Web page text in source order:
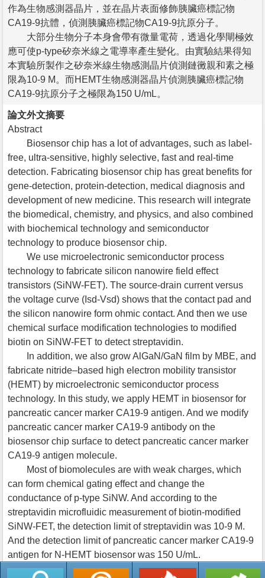
作為生物感測器晶片，並在晶片表面修飾胰臟癌標記物
CA19-9抗體，偵測胰臟癌標記物CA19-9抗原分子。
大部分生物分子本身會帶有微量電荷，透過化學閘極效
應可使p-type矽奈米線之電導率產生變化。由實驗結果得知
本實驗所製作之矽奈米線生物感測晶片偵測鏈黴親和素之極
限為10-9 M。而HEMT生物感測器晶片偵測胰臟癌標記物
CA19-9抗原分子之極限為150 U/mL。
論文外文摘要
Abstract
Biosensor chip has a lot of advantages, such as label-
free, ultra-sensitive, highly selective, fast and real-time
detection. Fabricating biosensor chip has great benefits for
gene-detection, protein-detection, medical diagnosis and
development of new medicine. This research will integrate
the biomedical, chemistry, and physics, and also combined
with biochemical technology and semiconductor
technology to produce biosensor chip.
We use microelectronic semiconductor process
technology to fabricate silicon nanowire field effect
transistors (SiNW-FET). The source-drain current versus
the voltage curve (Isd-Vsd) shows that the contact pad and
the silicon nanowire form ohmic contact. And then we use
chemical surface modification technologies to modified
biotin on SiNW-FET to detect streptavidin.
In addition, we also grow AlGaN/GaN film by MBE, and
fabricate nitride–based high electron mobility transistor
(HEMT) by microelectronic semiconductor process
technology. In this study, we apply HEMT in biosensor for
pancreatic cancer marker CA19-9 antigen. And we modify
pancreatic cancer marker CA19-9 antibody on the
biosensor chip surface to detect pancreatic cancer marker
CA19-9 antigen molecule.
Most of biomolecules are with weak charges, which
can form chemical gating effect and change the
conductance of p-type SiNW. And according to the
streptavidin microfluidic measurement of biotin-modified
SiNW-FET, the detection limit of streptavidin was 10-9 M.
And the detection limit of pancreatic cancer marker CA19-9
antigen for N-HEMT biosensor was 150 U/mL.